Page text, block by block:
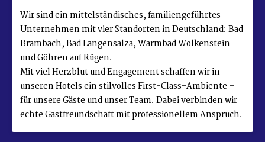
Wir sind ein mittelständisches, familiengeführtes
Unternehmen mit vier Standorten in Deutschland: Bad
Brambach, Bad Langensalza, Warmbad Wolkenstein
und Göhren auf Rügen.
Mit viel Herzblut und Engagement schaffen wir in
unseren Hotels ein stilvolles First-Class-Ambiente –
für unsere Gäste und unser Team. Dabei verbinden wir
echte Gastfreundschaft mit professionellem Anspruch.